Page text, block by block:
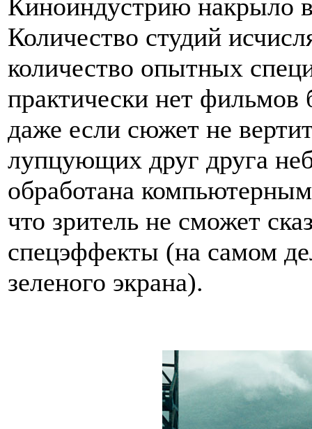
Киноиндустрию накрыло
Количество студий
количество опытных
практически нет фильмов
даже если сюжет не
лупцующих друг друга
обработана
что зритель не сможет
спецэффекты (на самом
зеленого экрана).